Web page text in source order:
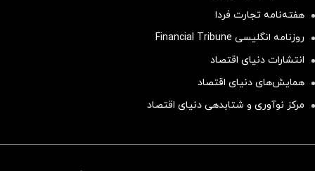
هفته‌نامه تجارت فردا
روزنامه انگلیسی Financial Tribune
انتشارات دنیای اقتصاد
همایش‌های دنیای اقتصاد
مرکز نوآوری و شتابدهی دنیای اقتصاد